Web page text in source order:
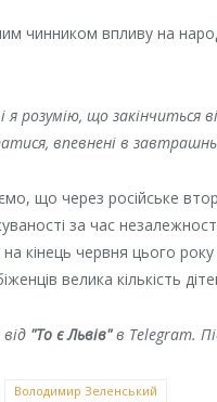
чинником впливу на
я розумію, що закінчиться
впевнені в
що через російське
за час
кінець червня цього
велика кількість
"То є Львів"в Telegram.
Володимир Зеленський